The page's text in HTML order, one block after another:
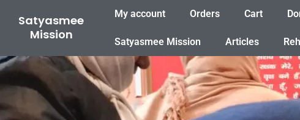
content
Satyasmee
Mission
My account Orders Cart
Satyasmee Mission Articles